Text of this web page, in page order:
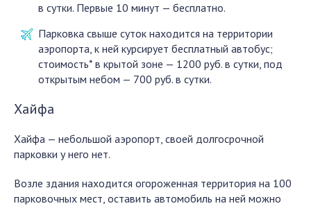
в сутки. Первые 10 минут — бесплатно.
Парковка свыше суток находится на территории
аэропорта, к ней курсирует бесплатный автобус;
стоимость* в крытой зоне — 1200 руб. в сутки, под
открытым небом — 700 руб. в сутки.
Хайфа
Хайфа — небольшой аэропорт, своей долгосрочной
парковки у него нет.
Возле здания находится огороженная территория на 100
парковочных мест, оставить автомобиль на ней можно